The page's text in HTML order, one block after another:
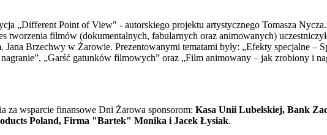
„Different Point of View" - autorskiego projektu artystycznego Tomasza
tworzenia filmów (dokumentalnych, fabularnych oraz animowanych)
Brzechwy w Żarowie. Prezentowanymi tematami były: „Efekty specjalne –
„Garść gatunków filmowych” oraz „Film animowany – jak zrobiony i
za wsparcie finansowe Dni Żarowa sponsorom: Kasa Unii Lubelskiej, Bank
Poland, Firma "Bartek" Monika i Jacek Łysiak.